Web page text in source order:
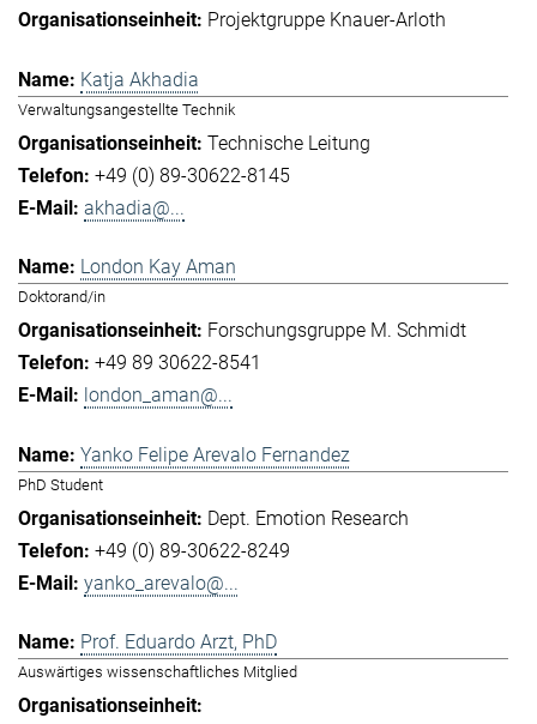
Projektgruppe Knauer-Arloth
Katja Akhadia
Verwaltungsangestellte Technik
Technische Leitung
+49 (0) 89-30622-8145
akhadia@...
London Kay Aman
Doktorand/in
Forschungsgruppe M. Schmidt
+49 89 30622-8541
london_aman@...
Yanko Felipe Arevalo Fernandez
PhD Student
Dept. Emotion Research
+49 (0) 89-30622-8249
yanko_arevalo@...
Prof. Eduardo Arzt, PhD
Auswärtiges wissenschaftliches Mitglied